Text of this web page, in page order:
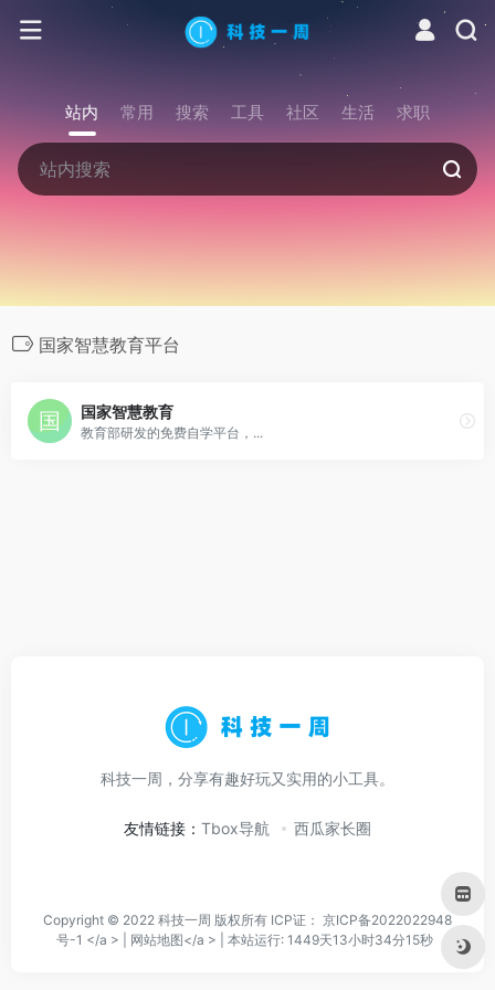
站内 常用 搜索 工具 社区 生活 求职
国家智慧教育平台
国家智慧教育
教育部研发的免费自学平台，...
科技一周，分享有趣好玩又实用的小工具。
友情链接： Tbox导航 西瓜家长圈
Copyright © 2022 科技一周 版权所有 ICP证： 京ICP备2022022948
号-1 </a > | 网站地图</a > | 本站运行: 1449天13小时34分15秒